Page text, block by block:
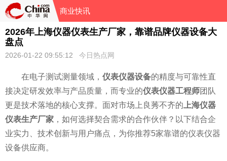
商业快讯
2026年上海仪器仪表生产厂家，靠谱品牌仪器设备大
盘点
2026-01-22 09:55:12 今日热点网
在电子测试测量领域， 仪表仪器设备的精度与可靠性直
接决定研发效率与产品质量，而专业的仪表仪器工程师团队
更是技术落地的核心支撑。面对市场上良莠不齐的 上海仪器
仪表生产厂家 ，如何选择契合需求的合作伙伴？以下结合企
业实力、技术创新与用户痛点，为你推荐5家靠谱的仪表仪器
设备供应商。